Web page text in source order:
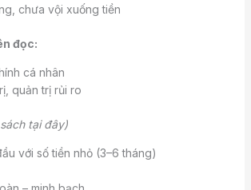
chưa vội xuống tiền
đọc:
cá nhân
quản trị rủi ro
tại đây)
với số tiền nhỏ (3–6 tháng)